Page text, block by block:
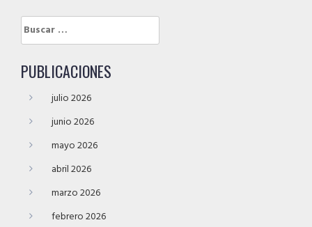
Buscar:
PUBLICACIONES
julio 2026
junio 2026
mayo 2026
abril 2026
marzo 2026
febrero 2026